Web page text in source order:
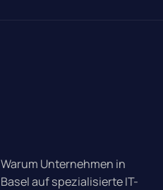
Warum Unternehmen in
Basel auf spezialisierte IT-